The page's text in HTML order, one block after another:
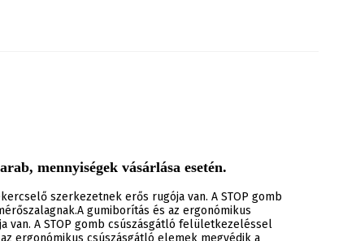
mennyiségek vásárlása esetén.
szerkezetnek erős rugója van. A STOP gomb
gumiborítás és az ergonómikus
A STOP gomb csúszásgátló felületkezeléssel
ergonómikus csúszásgátló elemek megvédik a